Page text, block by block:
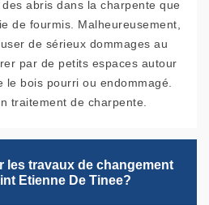
abris dans la charpente que
de fourmis. Malheureusement,
de sérieux dommages au
par de petits espaces autour
le bois pourri ou endommagé.
traitement de charpente.
les travaux de changement
Etienne De Tinee?